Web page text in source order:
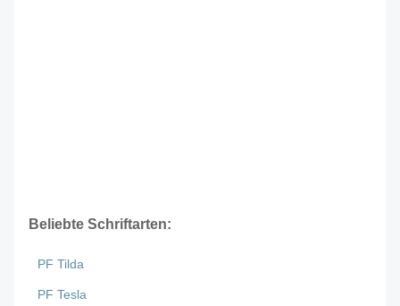
Beliebte Schriftarten:
PF Tilda
PF Tesla